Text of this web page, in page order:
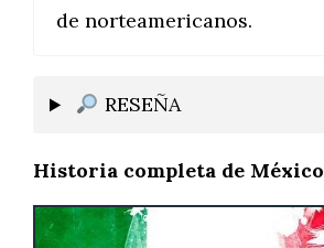
de norteamericanos.
RESEÑA
Historia completa de México